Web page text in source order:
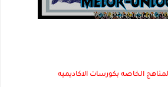
الخاصه بكورسات الاكاديميه